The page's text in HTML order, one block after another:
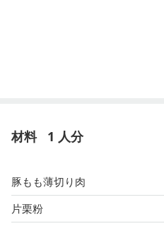
材料 1 人分
豚もも薄切り肉
片栗粉